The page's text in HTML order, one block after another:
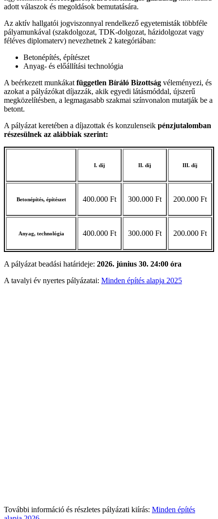
adott válaszok és megoldások bemutatására.
Az aktív hallgatói jogviszonnyal rendelkező egyetemisták többféle
pályamunkával (szakdolgozat, TDK-dolgozat, házidolgozat vagy
féléves diplomaterv) nevezhetnek 2 kategóriában:
Betonépítés, építészet
Anyag- és előállítási technológia
A beérkezett munkákat független Bíráló Bizottság véleményezi, és
azokat a pályázókat díjazzák, akik egyedi látásmóddal, újszerű
megközelítésben, a legmagasabb szakmai színvonalon mutatják be a
betont.
A pályázat keretében a díjazottak és konzulenseik pénzjutalomban
részesülnek az alábbiak szerint:
I. díj II. díj III. díj
Betonépítés, építészet 400.000 Ft 300.000 Ft 200.000 Ft
Anyag, technológia 400.000 Ft 300.000 Ft 200.000 Ft
A pályázat beadási határideje: 2026. június 30. 24:00 óra
A tavalyi év nyertes pályázatai: Minden építés alapja 2025
További információ és részletes pályázati kiírás: Minden építés